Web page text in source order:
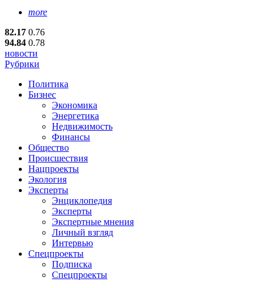
more
82.17 0.76
94.84 0.78
новости
Рубрики
Политика
Бизнес
Экономика
Энергетика
Недвижимость
Финансы
Общество
Происшествия
Нацпроекты
Экология
Эксперты
Энциклопедия
Эксперты
Экспертные мнения
Личный взгляд
Интервью
Спецпроекты
Подписка
Спецпроекты